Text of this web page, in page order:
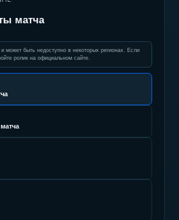
матча
может быть недоступно в некоторых регионах. Если
ролик на официальном сайте.